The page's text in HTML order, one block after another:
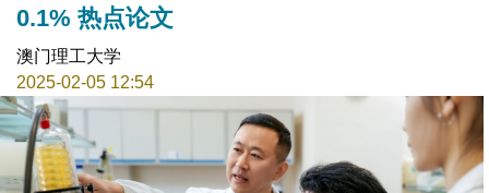
0.1% 热点论文
澳门理工大学
2025-02-05 12:54